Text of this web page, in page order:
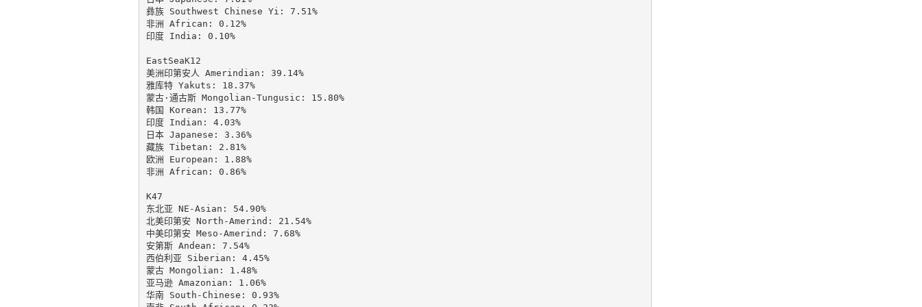
彝族 Southwest Chinese Yi: 7.51%
非洲 African: 0.12%
印度 India: 0.10%
EastSeaK12
美洲印第安人 Amerindian: 39.14%
雅库特 Yakuts: 18.37%
蒙古·通古斯 Mongolian-Tungusic: 15.80%
韩国 Korean: 13.77%
印度 Indian: 4.03%
日本 Japanese: 3.36%
藏族 Tibetan: 2.81%
欧洲 European: 1.88%
非洲 African: 0.86%
K47
东北亚 NE-Asian: 54.90%
北美印第安 North-Amerind: 21.54%
中美印第安 Meso-Amerind: 7.68%
安第斯 Andean: 7.54%
西伯利亚 Siberian: 4.45%
蒙古 Mongolian: 1.48%
亚马逊 Amazonian: 1.06%
华南 South-Chinese: 0.93%